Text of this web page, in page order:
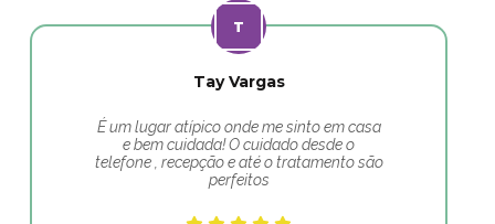
Tay Vargas
É um lugar atípico onde me sinto em casa
e bem cuidada! O cuidado desde o
telefone , recepção e até o tratamento são
perfeitos